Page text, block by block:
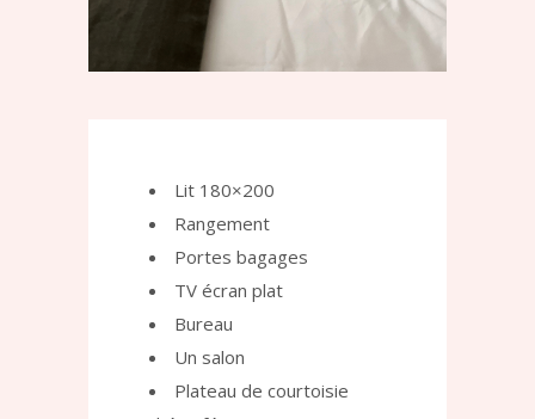
Lit 180×200
Rangement
Portes bagages
TV écran plat
Bureau
Un salon
Plateau de courtoisie